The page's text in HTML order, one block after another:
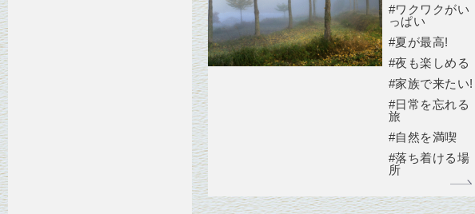
#ワクワクがい
っぱい
#夏が最高!
#夜も楽しめる
#家族で来たい!
#日常を忘れる
旅
#自然を満喫
#落ち着ける場
所